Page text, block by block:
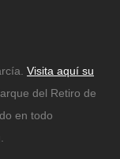
Visita aquí su
del Retiro de
en todo